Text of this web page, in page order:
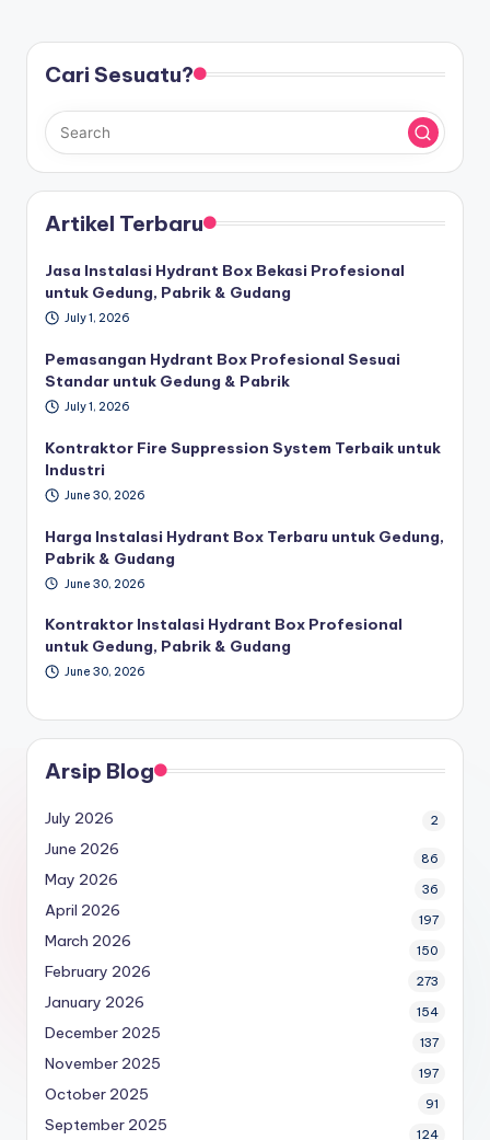
Cari Sesuatu?
Artikel Terbaru
Jasa Instalasi Hydrant Box Bekasi Profesional
untuk Gedung, Pabrik & Gudang
July 1, 2026
Pemasangan Hydrant Box Profesional Sesuai
Standar untuk Gedung & Pabrik
July 1, 2026
Kontraktor Fire Suppression System Terbaik untuk
Industri
June 30, 2026
Harga Instalasi Hydrant Box Terbaru untuk Gedung,
Pabrik & Gudang
June 30, 2026
Kontraktor Instalasi Hydrant Box Profesional
untuk Gedung, Pabrik & Gudang
June 30, 2026
Arsip Blog
July 2026 2
June 2026 86
May 2026 36
April 2026 197
March 2026 150
February 2026 273
January 2026 154
December 2025 137
November 2025 197
October 2025 91
September 2025 124